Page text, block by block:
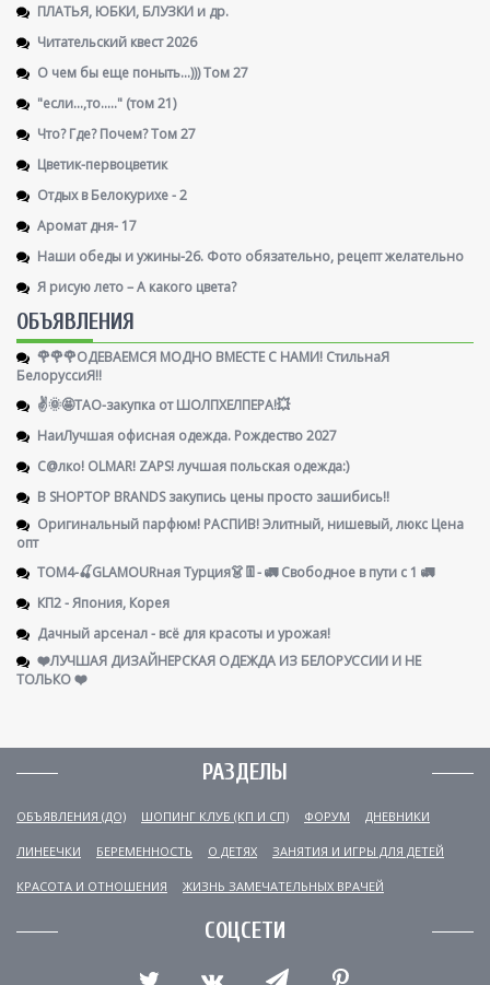
ПЛАТЬЯ, ЮБКИ, БЛУЗКИ и др.
Читательский квест 2026
О чем бы еще поныть...))) Том 27
"если...,то....." (том 21)
Что? Где? Почем? Том 27
Цветик-первоцветик
Отдых в Белокурихе - 2
Аромат дня- 17
Наши обеды и ужины-26. Фото обязательно, рецепт желательно
Я рисую лето – А какого цвета?
ОБЪЯВЛЕНИЯ
🌹🌹🌹ОДЕВАЕМСЯ МОДНО ВМЕСТЕ С НАМИ! СтильнаЯ
БелоруссиЯ‼
✌️🌞🤩ТАО-закупка от ШОЛПХЕЛПЕРА!💥
НаиЛучшая офисная одежда. Рождество 2027
С@лко! OLMAR! ZAPS! лучшая польская одежда:)
В SHOPTOP BRANDS закупись цены просто зашибись!!
Оригинальный парфюм! РАСПИВ! Элитный, нишевый, люкс Цена
опт
ТОМ4-🍒GLAMOURная Турция👗👖- 🚛 Свободное в пути с 1 🚛
КП2 - Япония, Корея
Дачный арсенал - всё для красоты и урожая!
❤️ЛУЧШАЯ ДИЗАЙНЕРСКАЯ ОДЕЖДА ИЗ БЕЛОРУССИИ И НЕ
ТОЛЬКО ❤️
РАЗДЕЛЫ
ОБЪЯВЛЕНИЯ (ДО) ШОПИНГ КЛУБ (КП И СП) ФОРУМ ДНЕВНИКИ
ЛИНЕЕЧКИ БЕРЕМЕННОСТЬ О ДЕТЯХ ЗАНЯТИЯ И ИГРЫ ДЛЯ ДЕТЕЙ
КРАСОТА И ОТНОШЕНИЯ ЖИЗНЬ ЗАМЕЧАТЕЛЬНЫХ ВРАЧЕЙ
СОЦСЕТИ